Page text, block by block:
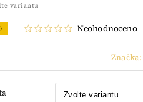
variantu
Neohodnoceno
Značka: